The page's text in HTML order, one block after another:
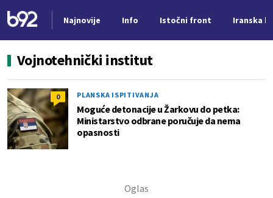
Najnovije Info Istočni front Iranska
Vojnotehnički institut
0 PLANSKA ISPITIVANJA
Moguće detonacije u Žarkovu do petka:
Ministarstvo odbrane poručuje da nema
opasnosti